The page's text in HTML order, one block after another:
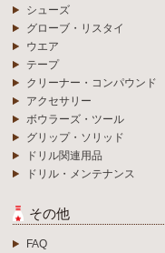
シューズ
グローブ・リスタイ
ウエア
テープ
クリーナー・コンパウンド
アクセサリー
ボウラーズ・ツール
グリップ・ソリッド
ドリル関連用品
ドリル・メンテナンス
その他
FAQ